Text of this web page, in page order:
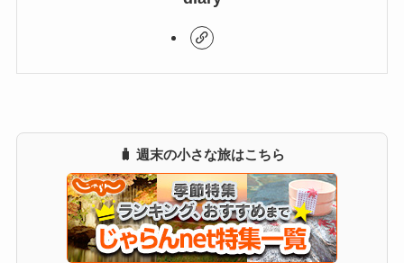
🧳 週末の小さな旅はこちら